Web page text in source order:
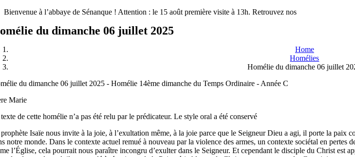
Bienvenue à l’abbaye de Sénanque ! Attention : le 15 août première visite à 13h. Retrouvez nos
du dimanche 06 juillet 2025
Home
Homélies
Homélie du dimanche 06 juillet
du dimanche 06 juillet 2025 - Homélie 14ème dimanche du Temps Ordinaire - Année C
Marie
de cette homélie n’a pas été relu par le prédicateur. Le style oral a été conservé
Isaïe nous invite à la joie, à l’exultation même, à la joie parce que le Seigneur Dieu a agi, il porte la paix
notre monde. Dans le contexte actuel remué à nouveau par la violence des armes, un contexte sociétal en
l’Église, cela pourrait nous paraître incongru d’exulter dans le Seigneur. Et cependant le disciple du Christ est